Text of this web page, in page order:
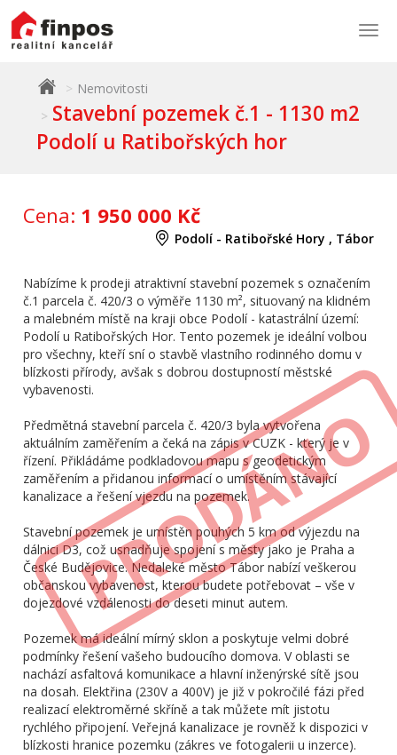
Nemovitosti
Stavební pozemek č.1 - 1130 m2
Podolí u Ratibořských hor
Cena: 1 950 000 Kč
Podolí - Ratibořské Hory , Tábor
Nabízíme k prodeji atraktivní stavební pozemek s označením
č.1 parcela č. 420/3 o výměře 1130 m², situovaný na klidném
a malebném místě na kraji obce Podolí - katastrální území:
Podolí u Ratibořských Hor. Tento pozemek je ideální volbou
pro všechny, kteří sní o stavbě vlastního rodinného domu v
blízkosti přírody, avšak s dobrou dostupností městské
vybavenosti.
Předmětná stavební parcela č. 420/3 byla vytvořena
aktuálním zaměřením a čeká na zápis v CUZK - který je v
řízení. Přikládáme podkladovou mapu s geodetickým
zaměřením a přidanou informací o umístěním stávající
kanalizace a řešení vjezdu na pozemek.
Stavební pozemek je umístěn pouhých 5 km od výjezdu na
dálnici D3, což usnadňuje spojení s městy jako je Praha a
České Budějovice. Nedaleké město Tábor nabízí veškerou
občanskou vybavenost, kterou budete potřebovat – vše v
dojezdové vzdálenosti do deseti minut autem.
Pozemek má ideální mírný sklon a poskytuje velmi dobré
podmínky řešení vašeho budoucího domova. V oblasti se
nachází asfaltová komunikace a hlavní inženýrské sítě jsou
na dosah. Elektřina (230V a 400V) je již v pokročilé fázi před
realizací elektroměrné skříně a tak můžete mít jistotu
rychlého připojení. Veřejná kanalizace je rovněž k dispozici v
blízkosti hranice pozemku (zákres ve fotogalerii u inzerce).